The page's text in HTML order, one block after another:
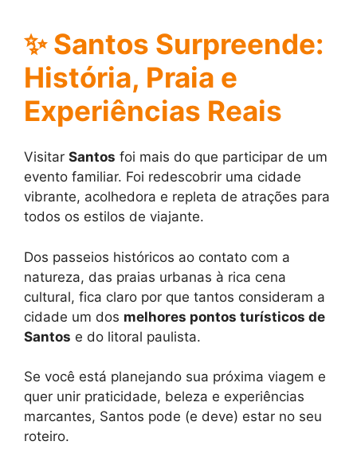
✨Santos Surpreende:
História, Praia e
Experiências Reais
Visitar Santos foi mais do que participar de um
evento familiar. Foi redescobrir uma cidade
vibrante, acolhedora e repleta de atrações para
todos os estilos de viajante.
Dos passeios históricos ao contato com a
natureza, das praias urbanas à rica cena
cultural, fica claro por que tantos consideram a
cidade um dos melhores pontos turísticos de
Santos e do litoral paulista.
Se você está planejando sua próxima viagem e
quer unir praticidade, beleza e experiências
marcantes, Santos pode (e deve) estar no seu
roteiro.